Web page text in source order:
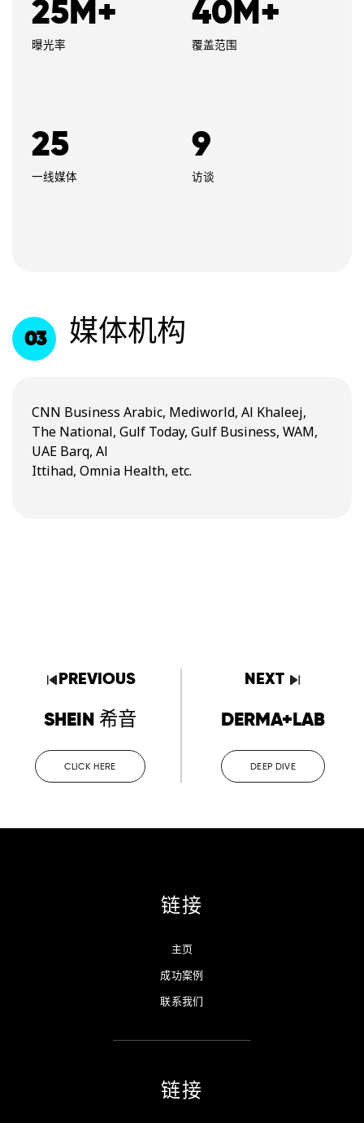
25M+
曝光率
40M+
覆盖范围
25
一线媒体
9
访谈
03 媒体机构
CNN Business Arabic, Mediworld, Al Khaleej,
The National, Gulf Today, Gulf Business, WAM,
UAE Barq, Al
Ittihad, Omnia Health, etc.
PREVIOUS
SHEIN 希音
CLICK HERE
NEXT
DERMA+LAB
DEEP DIVE
链接
主页
成功案例
联系我们
链接